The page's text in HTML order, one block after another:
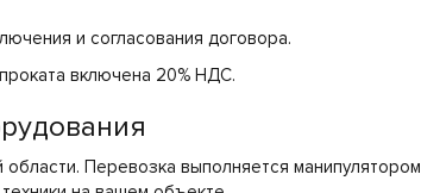
и согласования договора.
включена 20% НДС.
Перевозка выполняется манипулятором